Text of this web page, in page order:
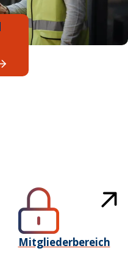
Mitgliederbereich